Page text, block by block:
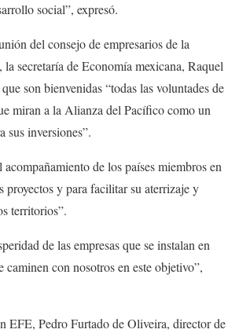
social”, expresó.
del consejo de empresarios de la
secretaría de Economía mexicana, Raquel
son bienvenidas “todas las voluntades de
miran a la Alianza del Pacífico como un
sus inversiones”.
de los países miembros en
proyectos y para facilitar su aterrizaje y
territorios”.
de las empresas que se instalan en
caminen con nosotros en este objetivo”,
EFE, Pedro Furtado de Oliveira, director de